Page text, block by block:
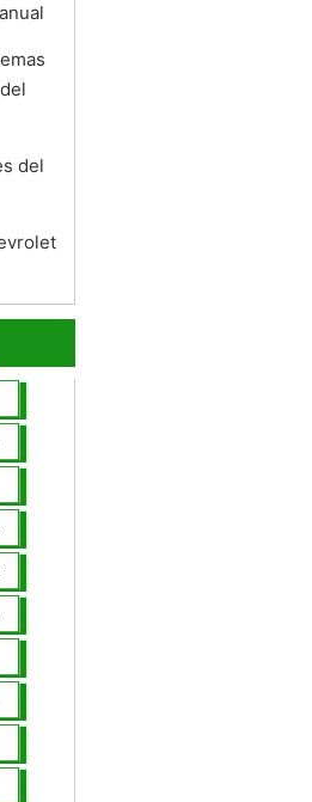
del